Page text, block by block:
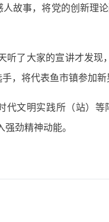
故事，将党的创新理
听了大家的宣讲才发
，将代表鱼市镇参加新
代文明实践所（站）
劲精神动能。